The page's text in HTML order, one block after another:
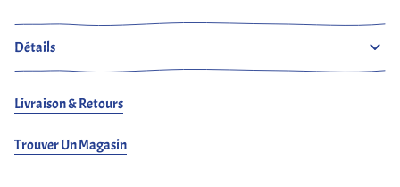
Détails
Livraison & Retours
Trouver Un Magasin